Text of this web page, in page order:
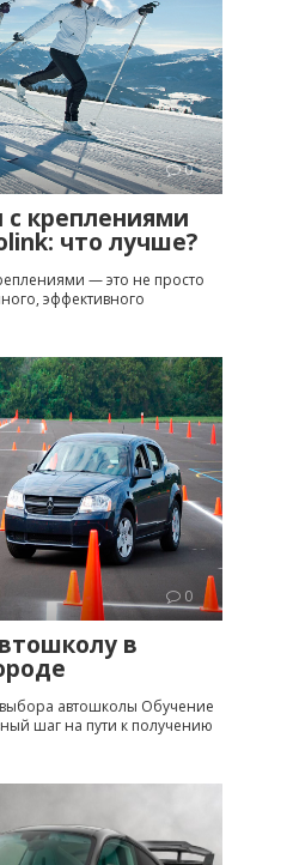
0
креплениями
что лучше?
— это не просто
эффективного
0
в
автошколы Обучение
шаг на пути к получению